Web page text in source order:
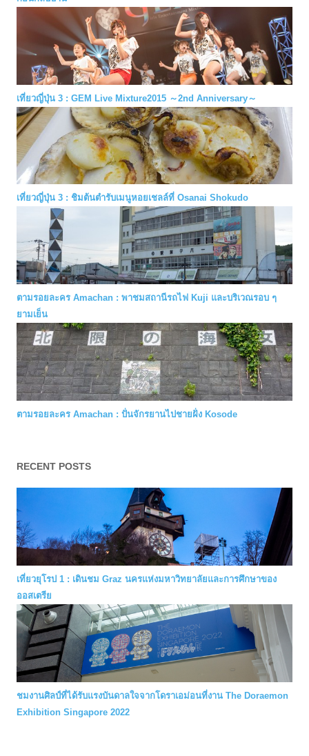
เที่ยวญี่ปุ่น 3 : GEM Live Mixture2015 ～2nd Anniversary～
เที่ยวญี่ปุ่น 3 : ชิมต้นตำรับเมนูหอยเชลล์ที่ Osanai Shokudo
ตามรอยละคร Amachan : พาชมสถานีรถไฟ Kuji และบริเวณรอบ ๆ
ยามเย็น
ตามรอยละคร Amachan : ปั่นจักรยานไปชายฝั่ง Kosode
RECENT POSTS
เที่ยวยุโรป 1 : เดินชม Graz นครแห่งมหาวิทยาลัยและการศึกษาของ
ออสเตรีย
ชมงานศิลป์ที่ได้รับแรงบันดาลใจจากโดราเอม่อนที่งาน The Doraemon
Exhibition Singapore 2022